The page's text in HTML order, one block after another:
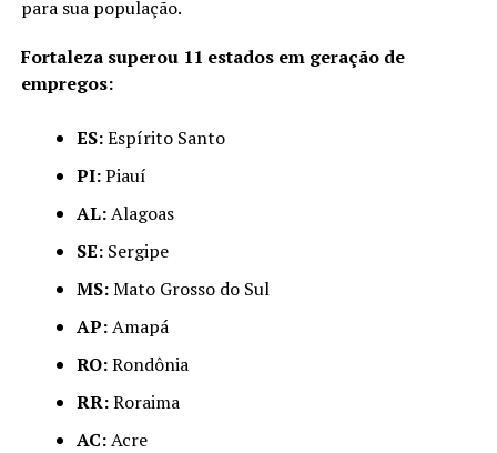
para sua população.
Fortaleza superou 11 estados em geração de
empregos:
ES:Espírito Santo
PI:Piauí
AL:Alagoas
SE:Sergipe
MS:Mato Grosso do Sul
AP:Amapá
RO:Rondônia
RR:Roraima
AC:Acre